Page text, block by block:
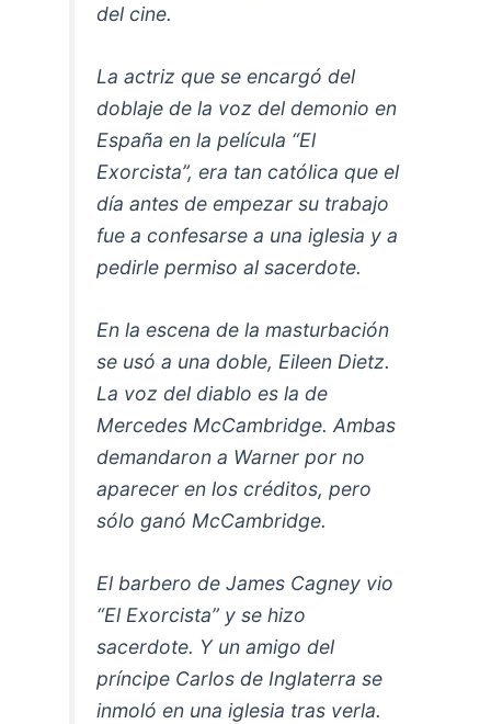
del cine.
La actriz que se encargó del
doblaje de la voz del demonio en
España en la película “El
Exorcista”, era tan católica que el
día antes de empezar su trabajo
fue a confesarse a una iglesia y a
pedirle permiso al sacerdote.
En la escena de la masturbación
se usó a una doble, Eileen Dietz.
La voz del diablo es la de
Mercedes McCambridge. Ambas
demandaron a Warner por no
aparecer en los créditos, pero
sólo ganó McCambridge.
El barbero de James Cagney vio
“El Exorcista” y se hizo
sacerdote. Y un amigo del
príncipe Carlos de Inglaterra se
inmoló en una iglesia tras verla.